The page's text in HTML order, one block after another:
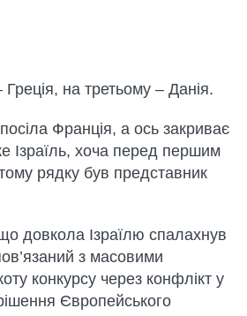
Греція, на третьому – Данія.
Франція, а ось закриває
Ізраїль, хоча перед першим
рядку був представник
довкола Ізраїлю спалахнув
з масовими
конкурсу через конфлікт у
Європейського